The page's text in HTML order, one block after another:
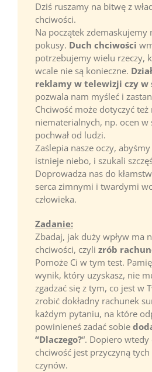
Dziś ruszamy na bitwę z
chciwości.
Na początek zdemaskujemy
pokusy. Duch chciwości
potrzebujemy wielu rzeczy,
wcale nie są konieczne.
reklamy w telewizji czy w
pozwala nam myśleć i
Chciwość może dotyczyć też
niematerialnych, np. ocen w
pochwał od ludzi.
Zaślepia nasze oczy,
istnieje niebo, i szukali
Doprowadza nas do
serca zimnymi i twardymi
człowieka.
Zadanie:
Zbadaj, jak duży wpływ ma
chciwości, czyli zrób
Pomoże Ci w tym test.
wynik, który uzyskasz, nie
zgadzać się z tym, co jest w
zrobić dokładny rachunek
każdym pytaniu, na które
powinieneś zadać sobie
“Dlaczego?“. Dopiero wtedy
chciwość jest przyczyną
czynów.